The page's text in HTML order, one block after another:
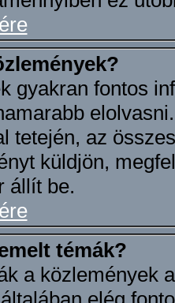
gyakran fontos
tetején, az
küldjön,
állít be.
témák?
a közlemények